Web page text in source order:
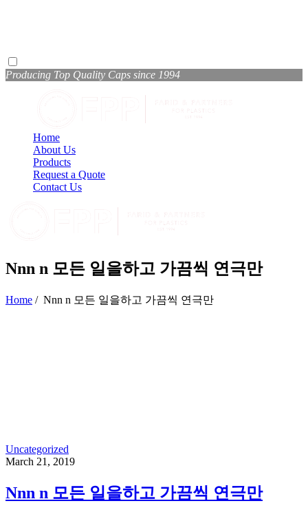
Producing Top Quality Caps since 1994
Home
About Us
Products
Request a Quote
Contact Us
Nnn n 모든 일을하고 가끔씩 연극만
Home / Nnn n 모든 일을하고 가끔씩 연극만
Uncategorized
March 21, 2019
Nnn n 모든 일을하고 가끔씩 연극만